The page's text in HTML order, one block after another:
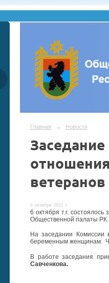
Главная → Новости
ветеранов
6 октября 2021 г.
6 октября т.г.
Общественной палаты РК.
На заседании
беременным женщинам.
В работе заседания
Савченкова.